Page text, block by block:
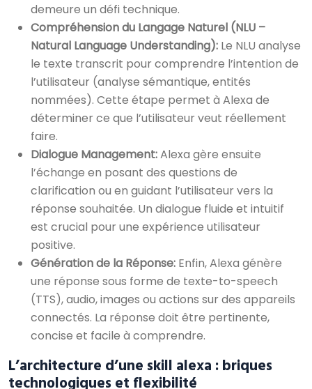
demeure un défi technique.
Compréhension du Langage Naturel (NLU –
Natural Language Understanding): Le NLU analyse
le texte transcrit pour comprendre l’intention de
l’utilisateur (analyse sémantique, entités
nommées). Cette étape permet à Alexa de
déterminer ce que l’utilisateur veut réellement
faire.
Dialogue Management:Alexa gère ensuite
l’échange en posant des questions de
clarification ou en guidant l’utilisateur vers la
réponse souhaitée. Un dialogue fluide et intuitif
est crucial pour une expérience utilisateur
positive.
Génération de la Réponse: Enfin, Alexa génère
une réponse sous forme de texte-to-speech
(TTS), audio, images ou actions sur des appareils
connectés. La réponse doit être pertinente,
concise et facile à comprendre.
L’architecture d’une skill alexa : briques
technologiques et flexibilité